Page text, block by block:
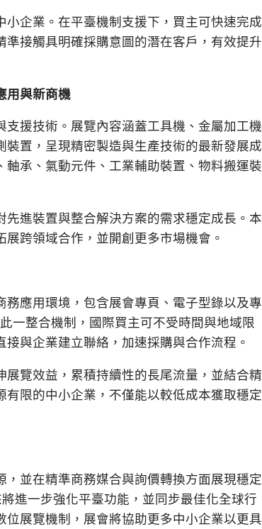
企業。在平臺機制支援下，買主可快速完成
接觸具明確採購意圖的潛在客戶，有效提升
用與新商機
援技術。展覽內容涵蓋工具機、金屬加工機
置，呈現精密製造與生產技術的最新發展成
承、氣動元件、工業輔助裝置、物料搬運裝
進裝置與整合解決方案的需求穩定成長。本
跨領域合作，並開創更多市場機會。
應用環境，包含展會專頁、電子型錄以及專
一整合機制，國際買主可不受時間與地域限
與企業建立聯絡，加速採購與合作流程。
覽效益，累積持續性的長尾流量，並結合精
限的中小企業，不僅能以較低成本獲取穩定
並在精準商務媒合與詢價轉換方面展現穩定
進一步強化平臺功能，並同步最佳化全球行
展覽機制，展會將協助更多中小企業以更具